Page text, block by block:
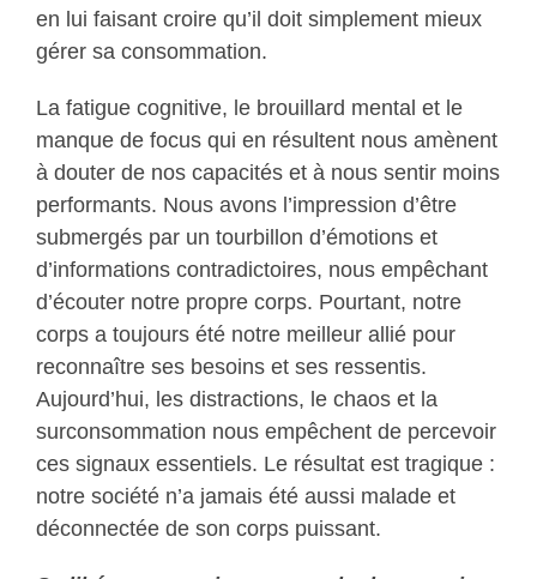
en lui faisant croire qu’il doit simplement mieux
gérer sa consommation.
La fatigue cognitive, le brouillard mental et le
manque de focus qui en résultent nous amènent
à douter de nos capacités et à nous sentir moins
performants. Nous avons l’impression d’être
submergés par un tourbillon d’émotions et
d’informations contradictoires, nous empêchant
d’écouter notre propre corps. Pourtant, notre
corps a toujours été notre meilleur allié pour
reconnaître ses besoins et ses ressentis.
Aujourd’hui, les distractions, le chaos et la
surconsommation nous empêchent de percevoir
ces signaux essentiels. Le résultat est tragique :
notre société n’a jamais été aussi malade et
déconnectée de son corps puissant.